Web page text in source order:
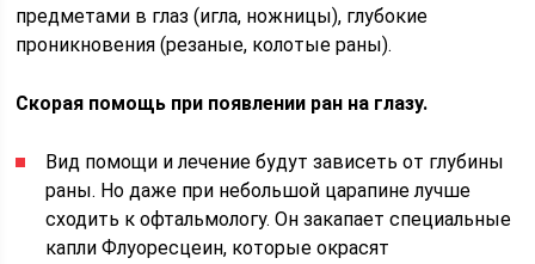
предметами в глаз (игла, ножницы), глубокие
проникновения (резаные, колотые раны).
Скорая помощь при появлении ран на глазу.
Вид помощи и лечение будут зависеть от глубины
раны. Но даже при небольшой царапине лучше
сходить к офтальмологу. Он закапает специальные
капли Флуоресцеин, которые окрасят